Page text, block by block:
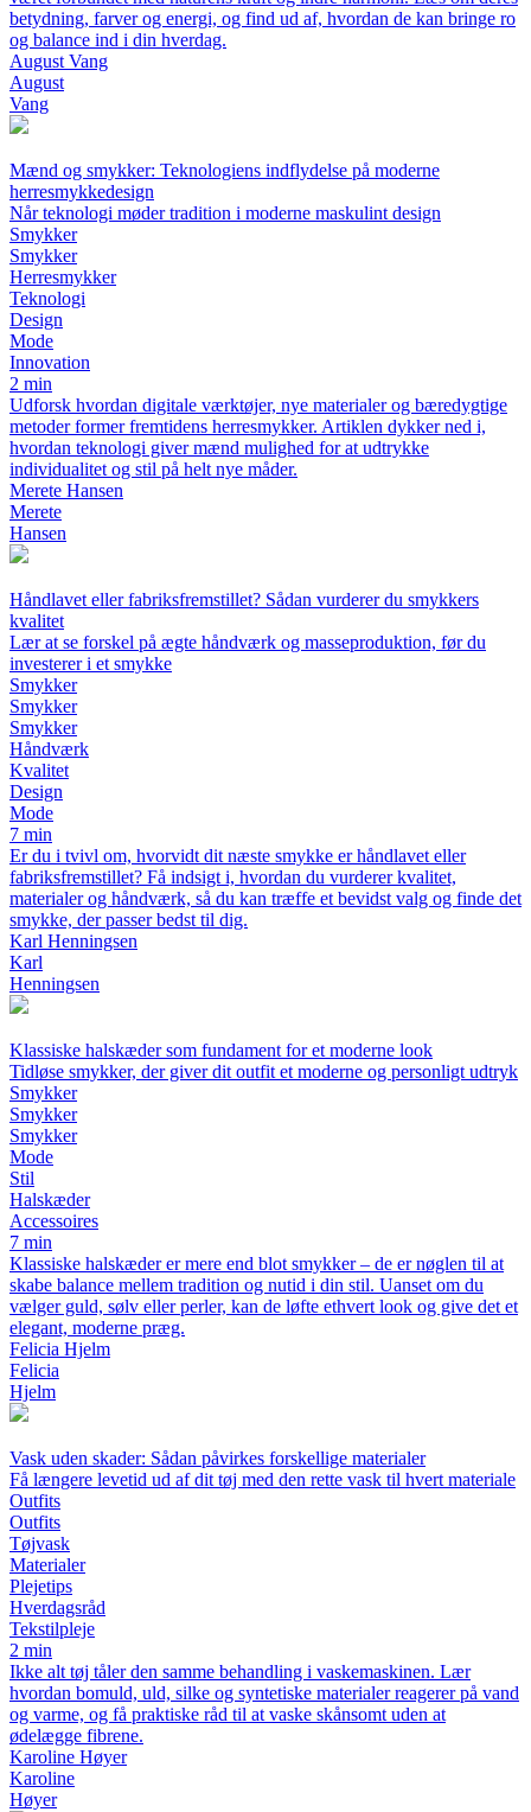
betydning, farver og energi, og find ud af, hvordan de kan bringe ro
og balance ind i din hverdag.
August Vang
August
Vang
Mænd og smykker: Teknologiens indflydelse på moderne
herresmykkedesign
Når teknologi møder tradition i moderne maskulint design
Smykker
Smykker
Herresmykker
Teknologi
Design
Mode
Innovation
2 min
Udforsk hvordan digitale værktøjer, nye materialer og bæredygtige
metoder former fremtidens herresmykker. Artiklen dykker ned i,
hvordan teknologi giver mænd mulighed for at udtrykke
individualitet og stil på helt nye måder.
Merete Hansen
Merete
Hansen
Håndlavet eller fabriksfremstillet? Sådan vurderer du smykkers
kvalitet
Lær at se forskel på ægte håndværk og masseproduktion, før du
investerer i et smykke
Smykker
Smykker
Smykker
Håndværk
Kvalitet
Design
Mode
7 min
Er du i tvivl om, hvorvidt dit næste smykke er håndlavet eller
fabriksfremstillet? Få indsigt i, hvordan du vurderer kvalitet,
materialer og håndværk, så du kan træffe et bevidst valg og finde det
smykke, der passer bedst til dig.
Karl Henningsen
Karl
Henningsen
Klassiske halskæder som fundament for et moderne look
Tidløse smykker, der giver dit outfit et moderne og personligt udtryk
Smykker
Smykker
Smykker
Mode
Stil
Halskæder
Accessoires
7 min
Klassiske halskæder er mere end blot smykker – de er nøglen til at
skabe balance mellem tradition og nutid i din stil. Uanset om du
vælger guld, sølv eller perler, kan de løfte ethvert look og give det et
elegant, moderne præg.
Felicia Hjelm
Felicia
Hjelm
Vask uden skader: Sådan påvirkes forskellige materialer
Få længere levetid ud af dit tøj med den rette vask til hvert materiale
Outfits
Outfits
Tøjvask
Materialer
Plejetips
Hverdagsråd
Tekstilpleje
2 min
Ikke alt tøj tåler den samme behandling i vaskemaskinen. Lær
hvordan bomuld, uld, silke og syntetiske materialer reagerer på vand
og varme, og få praktiske råd til at vaske skånsomt uden at
ødelægge fibrene.
Karoline Høyer
Karoline
Høyer